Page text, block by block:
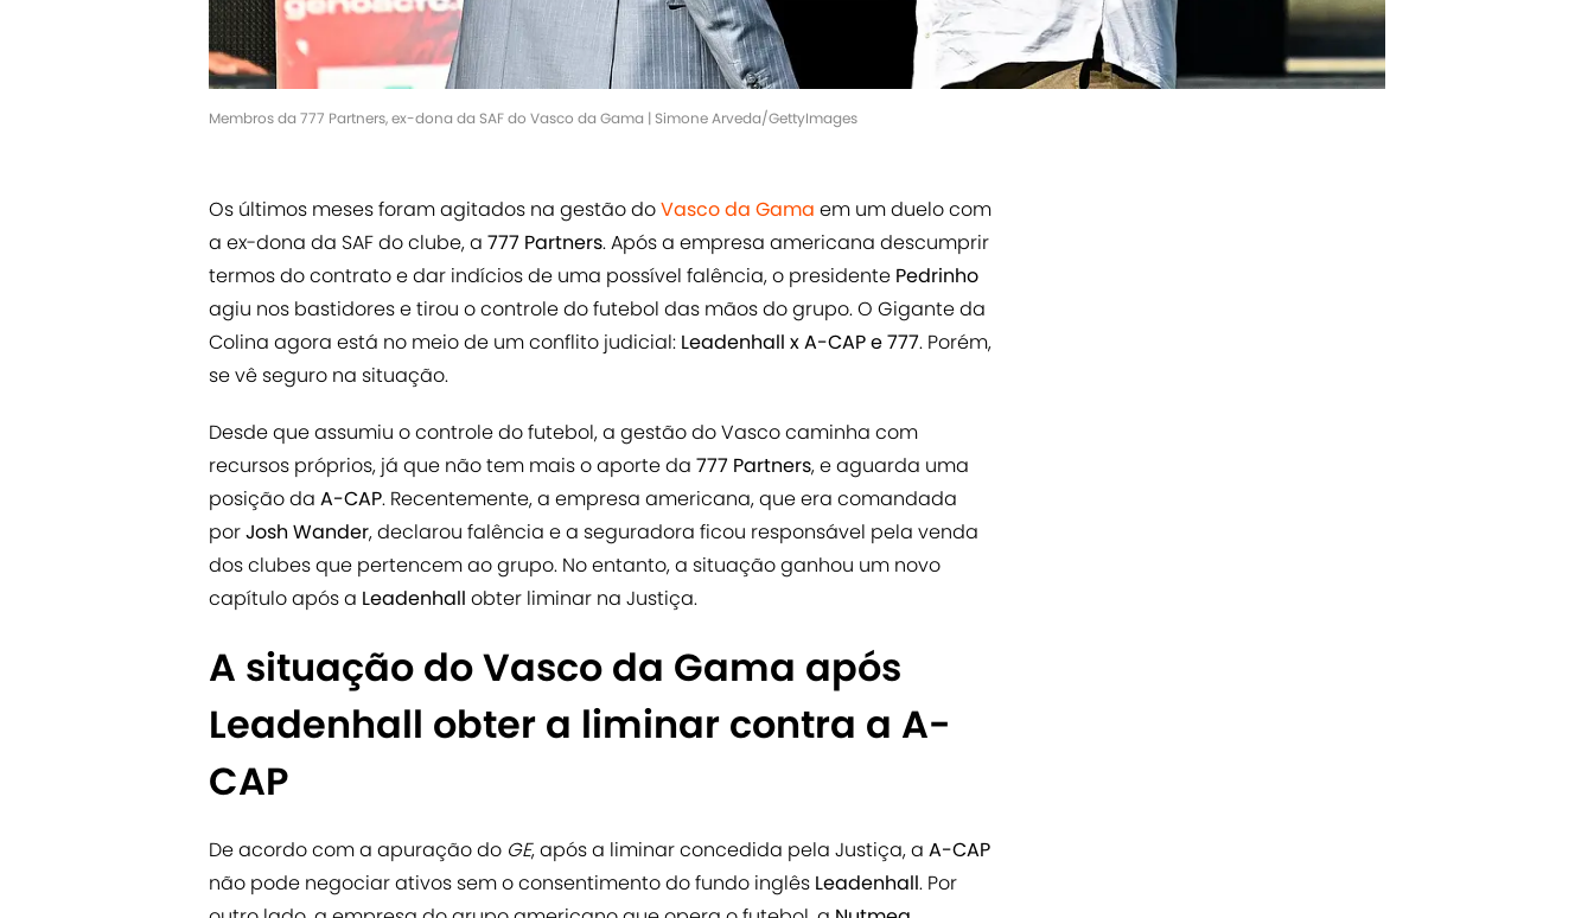
Membros da 777 Partners, ex-dona da SAF do Vasco da Gama | Simone Arveda/GettyImages
Os últimos meses foram agitados na gestão doVasco da Gama em um duelo com
a ex-dona da SAF do clube, a 777 Partners. Após a empresa americana descumprir
termos do contrato e dar indícios de uma possível falência, o presidente Pedrinho
agiu nos bastidores e tirou o controle do futebol das mãos do grupo. O Gigante da
Colina agora está no meio de um conflito judicial: Leadenhall x A-CAP e 777. Porém,
se vê seguro na situação.
Desde que assumiu o controle do futebol, a gestão do Vasco caminha com
recursos próprios, já que não tem mais o aporte da 777 Partners, e aguarda uma
posição da A-CAP. Recentemente, a empresa americana, que era comandada
porJosh Wander, declarou falência e a seguradora ficou responsável pela venda
dos clubes que pertencem ao grupo. No entanto, a situação ganhou um novo
capítulo após a Leadenhall obter liminar na Justiça.
A situação do Vasco da Gama após
Leadenhall obter a liminar contra a A-
CAP
De acordo com a apuração do GE, após a liminar concedida pela Justiça, a A-CAP
não pode negociar ativos sem o consentimento do fundo inglês Leadenhall. Por